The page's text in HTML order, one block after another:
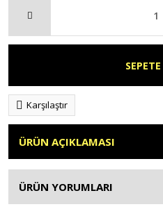
Karşılaştır
ÜRÜN AÇIKLAMASI
ÜRÜN YORUMLARI